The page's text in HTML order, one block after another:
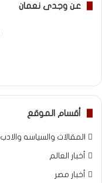
عن وجدى نعمان
أقسام الموقع
المقالات والسياسه والادب
أخبار العالم
أخبار مصر